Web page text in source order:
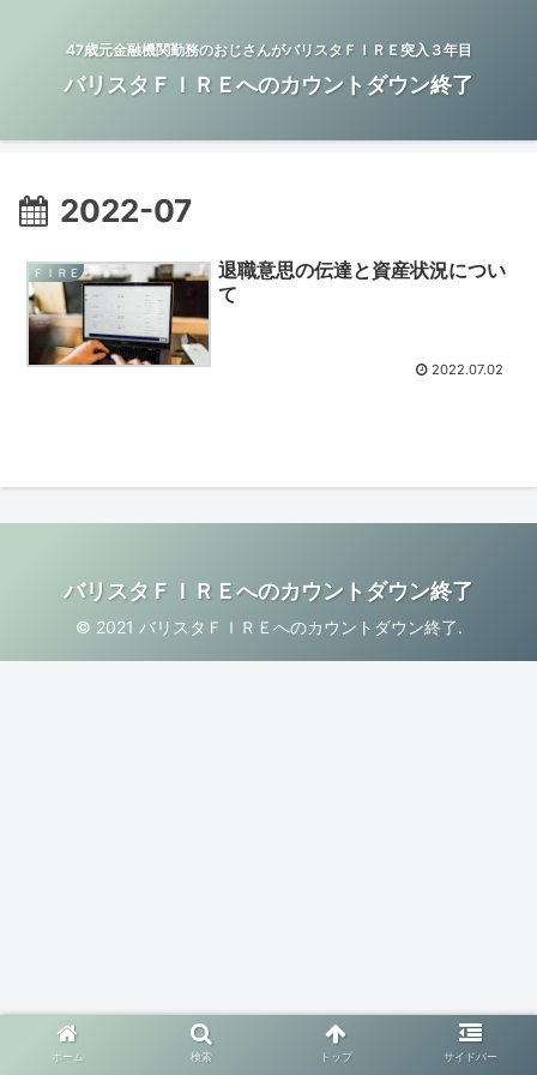
47歳元金融機関勤務のおじさんがバリスタＦＩＲＥ突入３年目
バリスタＦＩＲＥへのカウントダウン終了
2022-07
ＦＩＲＥ
退職意思の伝達と資産状況につい
て
2022.07.02
バリスタＦＩＲＥへのカウントダウン終了
© 2021 バリスタＦＩＲＥへのカウントダウン終了.
ホーム 検索 トップ サイドバー